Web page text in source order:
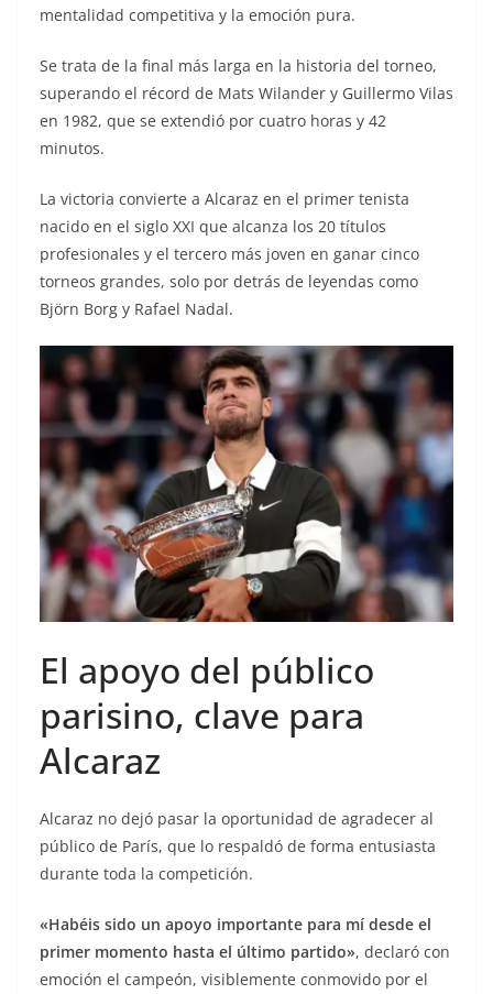
mentalidad competitiva y la emoción pura.
Se trata de la final más larga en la historia del torneo,
superando el récord de Mats Wilander y Guillermo Vilas
en 1982, que se extendió por cuatro horas y 42
minutos.
La victoria convierte a Alcaraz en el primer tenista
nacido en el siglo XXI que alcanza los 20 títulos
profesionales y el tercero más joven en ganar cinco
torneos grandes, solo por detrás de leyendas como
Björn Borg y Rafael Nadal.
El apoyo del público
parisino, clave para
Alcaraz
Alcaraz no dejó pasar la oportunidad de agradecer al
público de París, que lo respaldó de forma entusiasta
durante toda la competición.
«Habéis sido un apoyo importante para mí desde el
primer momento hasta el último partido», declaró con
emoción el campeón, visiblemente conmovido por el